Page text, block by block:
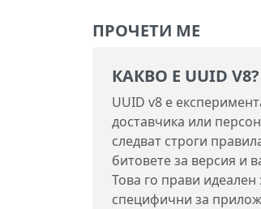
ПРОЧЕТИ МЕ
КАКВО Е UUID V8?
UUID v8 е
доставчика или
следват строги
битовете за версия и
Това го прави
специфични за